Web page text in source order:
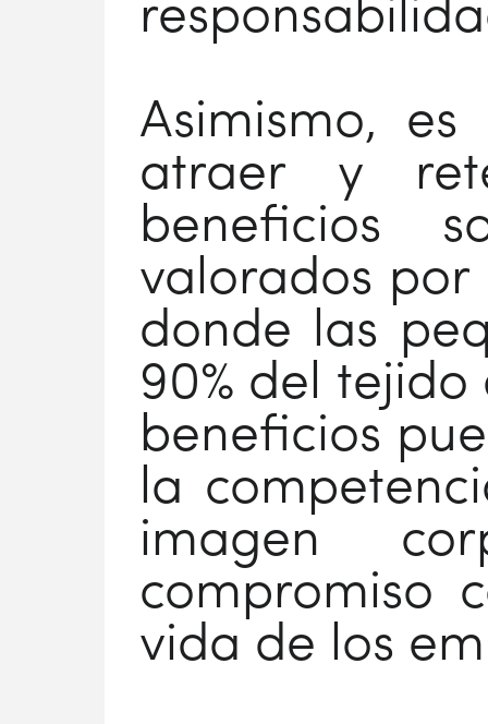
Asimismo,
atraer y
beneficios
valorados por
donde las
90% del
beneficios
la
imagen
compromiso
vida de los